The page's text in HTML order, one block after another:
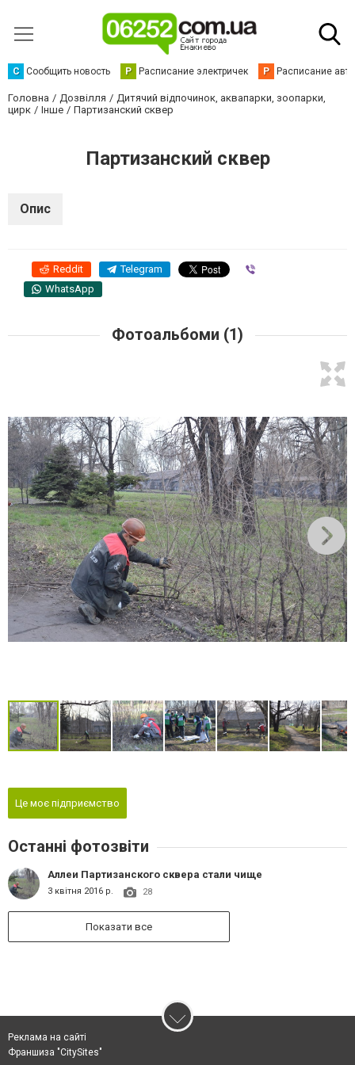
С Сообщить новость Р Расписание электричек Р Расписание
Головна Дозвілля
Дитячий відпочинок, аквапарки, зоопарки,
цирк
Інше Партизанский сквер
Партизанский сквер
Опис
Reddit Telegram
WhatsApp
Фотоальбоми (1)
Це моє підприємство
Останні фотозвіти
Аллеи Партизанского сквера стали чище
3 квітня 2016 р. 28
Показати все
Реклама на сайті
Франшиза "CitySites"